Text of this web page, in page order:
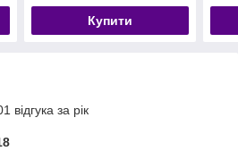
Купити
відгука за рік